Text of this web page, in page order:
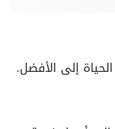
إلى الأفضل.